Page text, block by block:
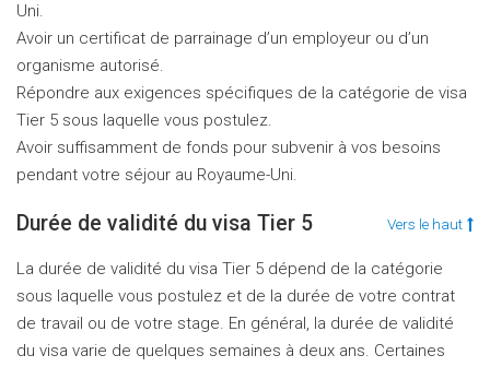
Uni.
Avoir un certificat de parrainage d’un employeur ou d’un
organisme autorisé.
Répondre aux exigences spécifiques de la catégorie de visa
Tier 5 sous laquelle vous postulez.
Avoir suffisamment de fonds pour subvenir à vos besoins
pendant votre séjour au Royaume-Uni.
Durée de validité du visa Tier 5 Vers le haut
La durée de validité du visa Tier 5 dépend de la catégorie
sous laquelle vous postulez et de la durée de votre contrat
de travail ou de votre stage. En général, la durée de validité
du visa varie de quelques semaines à deux ans. Certaines